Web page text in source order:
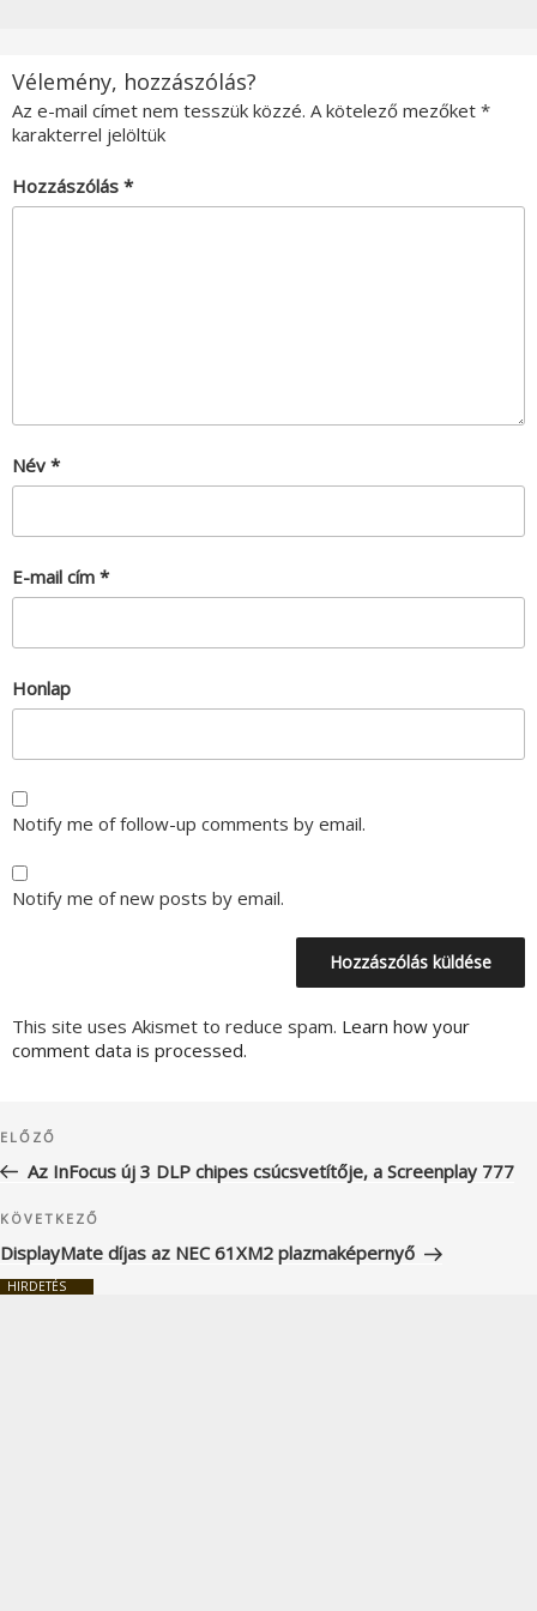
Vélemény, hozzászólás?
Az e-mail címet nem tesszük közzé. A kötelező mezőket *
karakterrel jelöltük
Hozzászólás *
Név *
E-mail cím *
Honlap
Notify me of follow-up comments by email.
Notify me of new posts by email.
This site uses Akismet to reduce spam. Learn how your
comment data is processed.
navigáció
Korábbi
bejegyzés
ELŐZŐ
Az InFocus új 3 DLP chipes csúcsvetítője, a Screenplay 777
Következő
bejegyzés
KÖVETKEZŐ
DisplayMate díjas az NEC 61XM2 plazmaképernyő
HIRDETÉS